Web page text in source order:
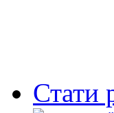
Стати